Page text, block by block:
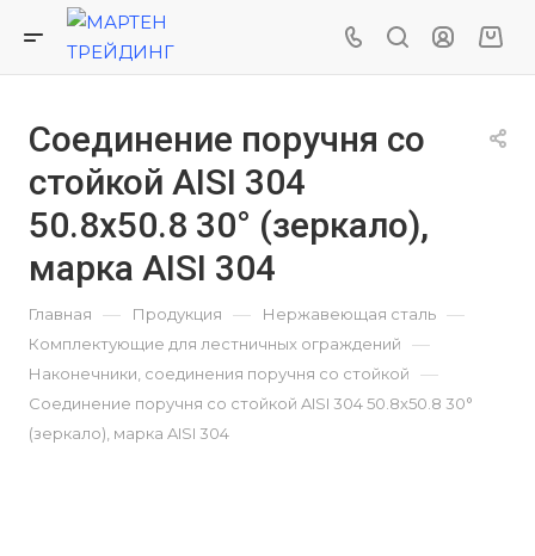
Соединение поручня со
стойкой AISI 304
50.8х50.8 30° (зеркало),
марка AISI 304
Главная — Продукция — Нержавеющая сталь —
Комплектующие для лестничных ограждений —
Наконечники, соединения поручня со стойкой —
Соединение поручня со стойкой AISI 304 50.8х50.8 30°
(зеркало), марка AISI 304